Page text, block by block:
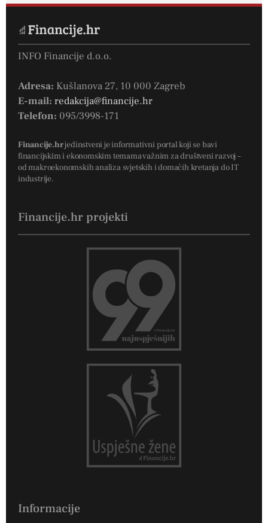
INFO Financije d.o.o.
Adresa: Kušlanova 27, 10 000 Zagreb
E-mail: redakcija@financije.hr
Telefon: 095/3998-171
Financije.hrjedinstveni je informativni portal koji se bavi
financijskim i ekonomskim temama važnim za društveni razvoj –
od makroekonomskih analiza svjetskih i domaćih kretanja do IT
industrije.
Financije.hr projekti
Informacije